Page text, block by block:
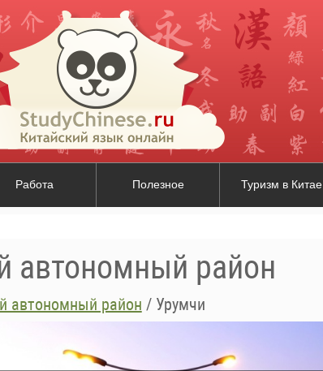
Работа Полезное Туризм в Китае
автономный район
автономный район / Урумчи